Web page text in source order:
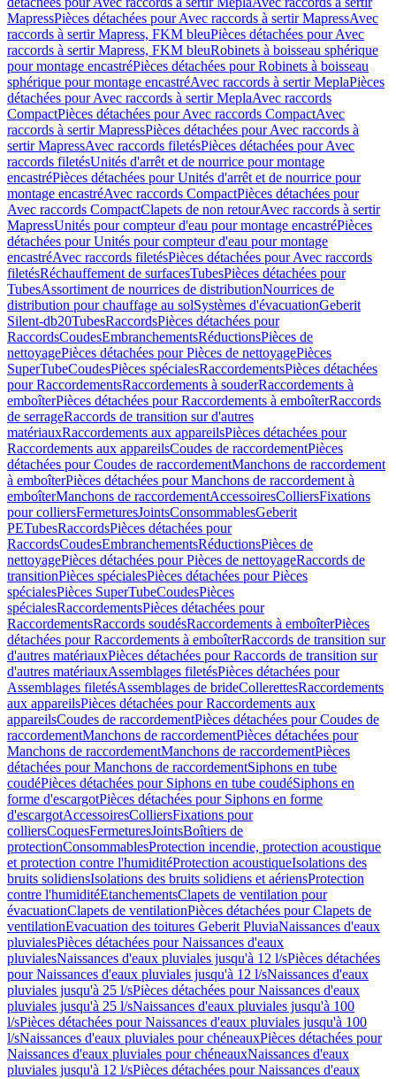
MapressPièces détachées pour Avec raccords à sertir MapressAvec
raccords à sertir Mapress, FKM bleuPièces détachées pour Avec
raccords à sertir Mapress, FKM bleuRobinets à boisseau sphérique
pour montage encastréPièces détachées pour Robinets à boisseau
sphérique pour montage encastréAvec raccords à sertir MeplaPièces
détachées pour Avec raccords à sertir MeplaAvec raccords
CompactPièces détachées pour Avec raccords CompactAvec
raccords à sertir MapressPièces détachées pour Avec raccords à
sertir MapressAvec raccords filetésPièces détachées pour Avec
raccords filetésUnités d'arrêt et de nourrice pour montage
encastréPièces détachées pour Unités d'arrêt et de nourrice pour
montage encastréAvec raccords CompactPièces détachées pour
Avec raccords CompactClapets de non retourAvec raccords à sertir
MapressUnités pour compteur d'eau pour montage encastréPièces
détachées pour Unités pour compteur d'eau pour montage
encastréAvec raccords filetésPièces détachées pour Avec raccords
filetésRéchauffement de surfacesTubesPièces détachées pour
TubesAssortiment de nourrices de distributionNourrices de
distribution pour chauffage au solSystèmes d'évacuationGeberit
Silent-db20TubesRaccordsPièces détachées pour
RaccordsCoudesEmbranchementsRéductionsPièces de
nettoyagePièces détachées pour Pièces de nettoyagePièces
SuperTubeCoudesPièces spécialesRaccordementsPièces détachées
pour RaccordementsRaccordements à souderRaccordements à
emboîterPièces détachées pour Raccordements à emboîterRaccords
de serrageRaccords de transition sur d'autres
matériauxRaccordements aux appareilsPièces détachées pour
Raccordements aux appareilsCoudes de raccordementPièces
détachées pour Coudes de raccordementManchons de raccordement
à emboîterPièces détachées pour Manchons de raccordement à
emboîterManchons de raccordementAccessoiresColliersFixations
pour colliersFermeturesJointsConsommablesGeberit
PETubesRaccordsPièces détachées pour
RaccordsCoudesEmbranchementsRéductionsPièces de
nettoyagePièces détachées pour Pièces de nettoyageRaccords de
transitionPièces spécialesPièces détachées pour Pièces
spécialesPièces SuperTubeCoudesPièces
spécialesRaccordementsPièces détachées pour
RaccordementsRaccords soudésRaccordements à emboîterPièces
détachées pour Raccordements à emboîterRaccords de transition sur
d'autres matériauxPièces détachées pour Raccords de transition sur
d'autres matériauxAssemblages filetésPièces détachées pour
Assemblages filetésAssemblages de brideCollerettesRaccordements
aux appareilsPièces détachées pour Raccordements aux
appareilsCoudes de raccordementPièces détachées pour Coudes de
raccordementManchons de raccordementPièces détachées pour
Manchons de raccordementManchons de raccordementPièces
détachées pour Manchons de raccordementSiphons en tube
coudéPièces détachées pour Siphons en tube coudéSiphons en
forme d'escargotPièces détachées pour Siphons en forme
d'escargotAccessoiresColliersFixations pour
colliersCoquesFermeturesJointsBoîtiers de
protectionConsommablesProtection incendie, protection acoustique
et protection contre l'humiditéProtection acoustiqueIsolations des
bruits solidiensIsolations des bruits solidiens et aériensProtection
contre l'humiditéEtanchementsClapets de ventilation pour
évacuationClapets de ventilationPièces détachées pour Clapets de
ventilationEvacuation des toitures Geberit PluviaNaissances d'eaux
pluvialesPièces détachées pour Naissances d'eaux
pluvialesNaissances d'eaux pluviales jusqu'à 12 l/sPièces détachées
pour Naissances d'eaux pluviales jusqu'à 12 l/sNaissances d'eaux
pluviales jusqu'à 25 l/sPièces détachées pour Naissances d'eaux
pluviales jusqu'à 25 l/sNaissances d'eaux pluviales jusqu'à 100
l/sPièces détachées pour Naissances d'eaux pluviales jusqu'à 100
l/sNaissances d'eaux pluviales pour chéneauxPièces détachées pour
Naissances d'eaux pluviales pour chéneauxNaissances d'eaux
pluviales jusqu'à 12 l/sPièces détachées pour Naissances d'eaux